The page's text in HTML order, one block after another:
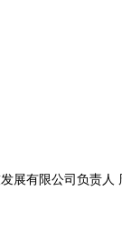
展有限公司负责人